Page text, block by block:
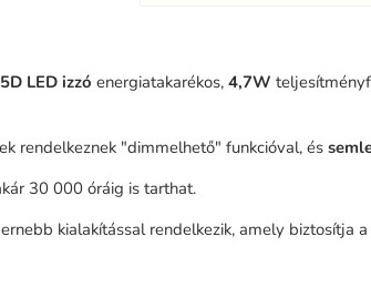
LED izzó energiatakarékos, 4,7W
rendelkeznek "dimmelhető" funkcióval, és
30 000 óráig is tarthat.
kialakítással rendelkezik, amely biztosítja